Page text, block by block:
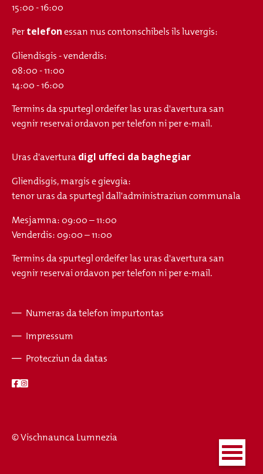
15:00 - 16:00
Pertelefonessan nus contonschibels ils luvergis:
Gliendisgis - venderdis:
08:00 - 11:00
14:00 - 16:00
Termins da spurtegl ordeifer las uras d'avertura san
vegnir reservai ordavon per telefon ni per e-mail.
Uras d'averturadigl uffeci da baghegiar
Gliendisgis, margis e gievgia:
tenor uras da spurtegl dall'administraziun communala
Mesjamna: 09:00 – 11:00
Venderdis: 09:00 – 11:00
Termins da spurtegl ordeifer las uras d'avertura san
vegnir reservai ordavon per telefon ni per e-mail.
Numeras da telefon impurtontas
Impressum
Protecziun da datas
© Vischnaunca Lumnezia